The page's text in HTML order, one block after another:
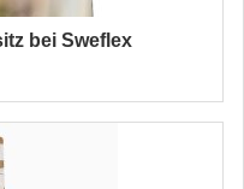
bei Sweflex